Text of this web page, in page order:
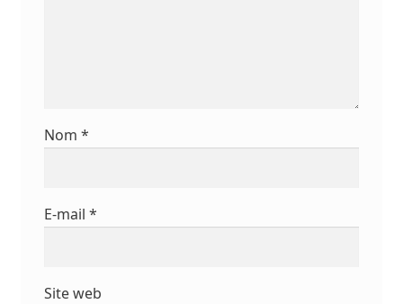
Nom *
E-mail *
Site web